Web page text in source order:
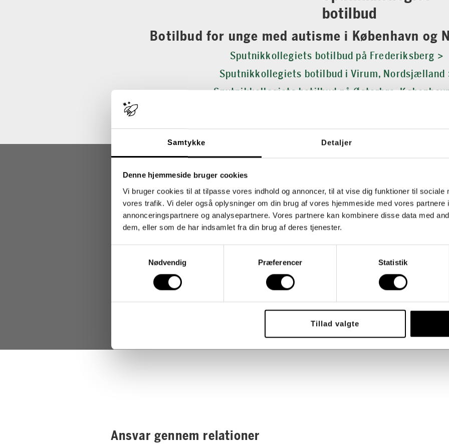
Samtykke Detaljer
Denne hjemmeside bruger cookies
Vi bruger cookies til at tilpasse vores indhold og annoncer, til at vise dig funktioner til sociale
vores trafik. Vi deler også oplysninger om din brug af vores hjemmeside med vores partnere
annonceringspartnere og analysepartnere. Vores partnere kan kombinere disse data med
dem, eller som de har indsamlet fra din brug af deres tjenester.
Nødvendig
Præferencer Statistik
Tillad valgte
Botilbud for unge med autisme i København og
Sputnikkollegiets botilbud på Frederiksberg >
Sputnikkollegiets botilbud i Virum, Nordsjælland
Sputnikkollegiets botilbud på Østerbro,
Det siger beboerne selv
Vi har spurgt en gruppe beboere på vores botilbud, hvad de
højest hos personalet. Her er deres top fem:
At pædagogerne forstår de unge, at de lytter og er
At personalet er glade og positive
Ansvar gennem relationer